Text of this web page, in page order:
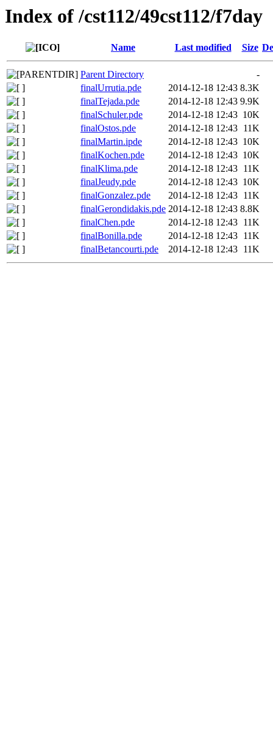
Index of /cst112/49cst112/f7day
Name Last modified Size
Parent Directory
-
finalUrrutia.pde
2014-12-18 12:43 8.3K
finalTejada.pde
2014-12-18 12:43 9.9K
finalSchuler.pde
2014-12-18 12:43 10K
finalOstos.pde
2014-12-18 12:43 11K
finalMartin.ipde
2014-12-18 12:43 10K
finalKochen.pde
2014-12-18 12:43 10K
finalKlima.pde
2014-12-18 12:43 11K
finalJeudy.pde
2014-12-18 12:43 10K
finalGonzalez.pde
2014-12-18 12:43 11K
finalGerondidakis.pde 2014-12-18 12:43 8.8K
finalChen.pde
2014-12-18 12:43 11K
finalBonilla.pde
2014-12-18 12:43 11K
finalBetancourti.pde
2014-12-18 12:43 11K